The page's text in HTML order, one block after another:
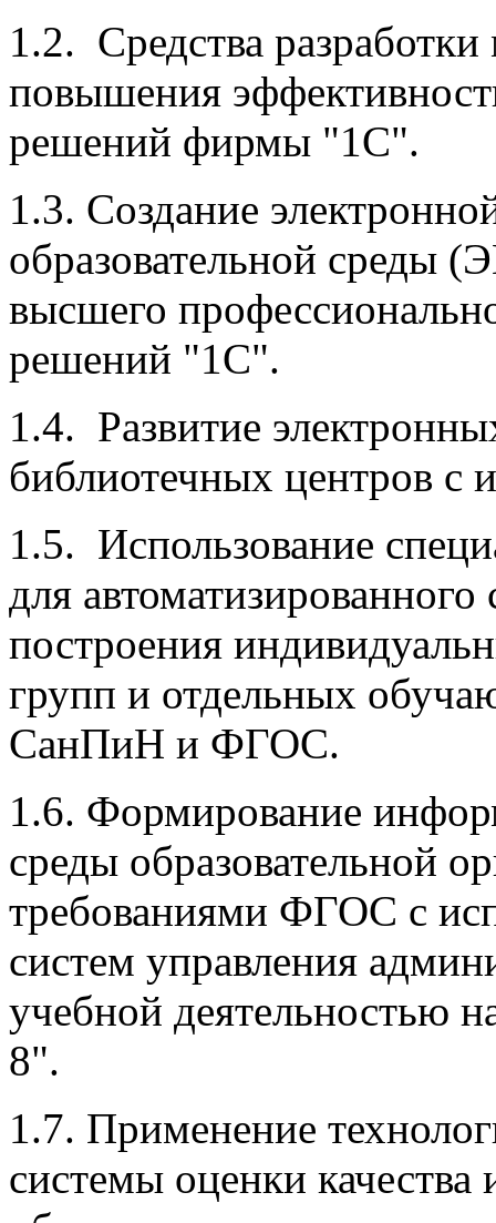
1.2. Средства
повышения
решений фирмы "1С".
1.3. Создание
образовательной среды
высшего
решений "1С".
1.4. Развитие
библиотечных центров с
1.5. Использование
для
построения
групп и отдельных
СанПиН и ФГОС.
1.6. Формирование
среды образовательной
требованиями ФГОС с
систем управления
учебной деятельностью
8".
1.7. Применение
системы оценки